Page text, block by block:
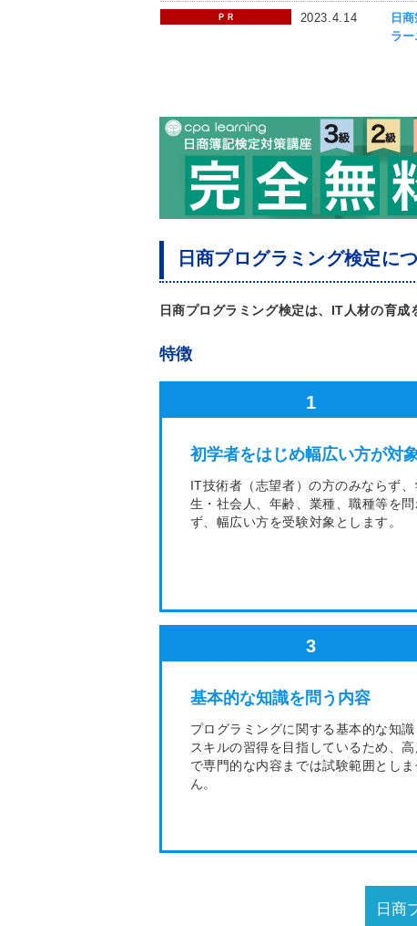
ＰＲ 2023.4.14
日
ラ
日商プログラミング検定に
日商プログラミング検定は、IT人材の育成
特徴
1
初学者をはじめ幅広い方が対
IT技術者（志望者）の方のみならず
生・社会人、年齢、業種、職種等を問
ず、幅広い方を受験対象とします。
3
基本的な知識を問う内容
プログラミングに関する基本的な知識
スキルの習得を目指しているため、
で専門的な内容までは試験範囲とし
ん。
日商